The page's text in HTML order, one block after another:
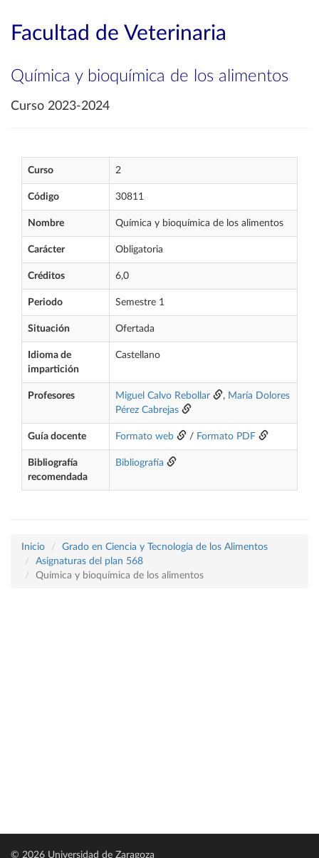
Facultad de Veterinaria
Química y bioquímica de los alimentos
Curso 2023-2024
Curso 2
Código 30811
Nombre Química y bioquímica de los alimentos
Carácter Obligatoria
Créditos 6,0
Periodo Semestre 1
Situación Ofertada
Idioma de
impartición
Castellano
Profesores Miguel Calvo Rebollar , María Dolores
Pérez Cabrejas
Guía docente Formato web / Formato PDF
Bibliografía
recomendada
Bibliografía
Inicio
Grado en Ciencia y Tecnología de los Alimentos
Asignaturas del plan 568
Química y bioquímica de los alimentos
© 2026 Universidad de Zaragoza